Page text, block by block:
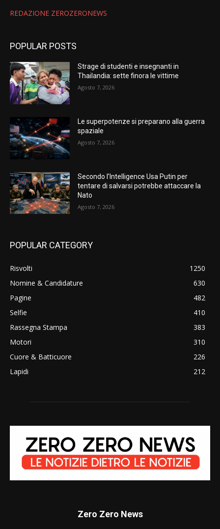
REDAZIONE ZEROZERONEWS
POPULAR POSTS
Strage di studenti e insegnanti in
Thailandia: sette finora le vittime
Agosto 7, 2026
Le superpotenze si preparano alla guerra
spaziale
Agosto 7, 2026
Secondo l’Intelligence Usa Putin per
tentare di salvarsi potrebbe attaccare la
Nato
Agosto 7, 2026
POPULAR CATEGORY
Risvolti
1250
Nomine & Candidature
630
Pagine
482
Selfie
410
Rassegna Stampa
383
Motori
310
Cuore & Batticuore
226
Lapidi
212
Zero Zero News